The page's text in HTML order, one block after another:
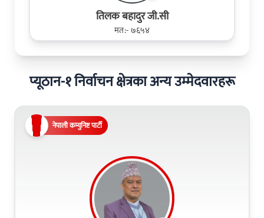
तिलक बहादुर जी.सी
मत:- ७६५४
प्यूठान-१ निर्वाचन क्षेत्रका अन्य उम्मेदवारहरू
नेपाली कम्युनिष्ट पार्टी